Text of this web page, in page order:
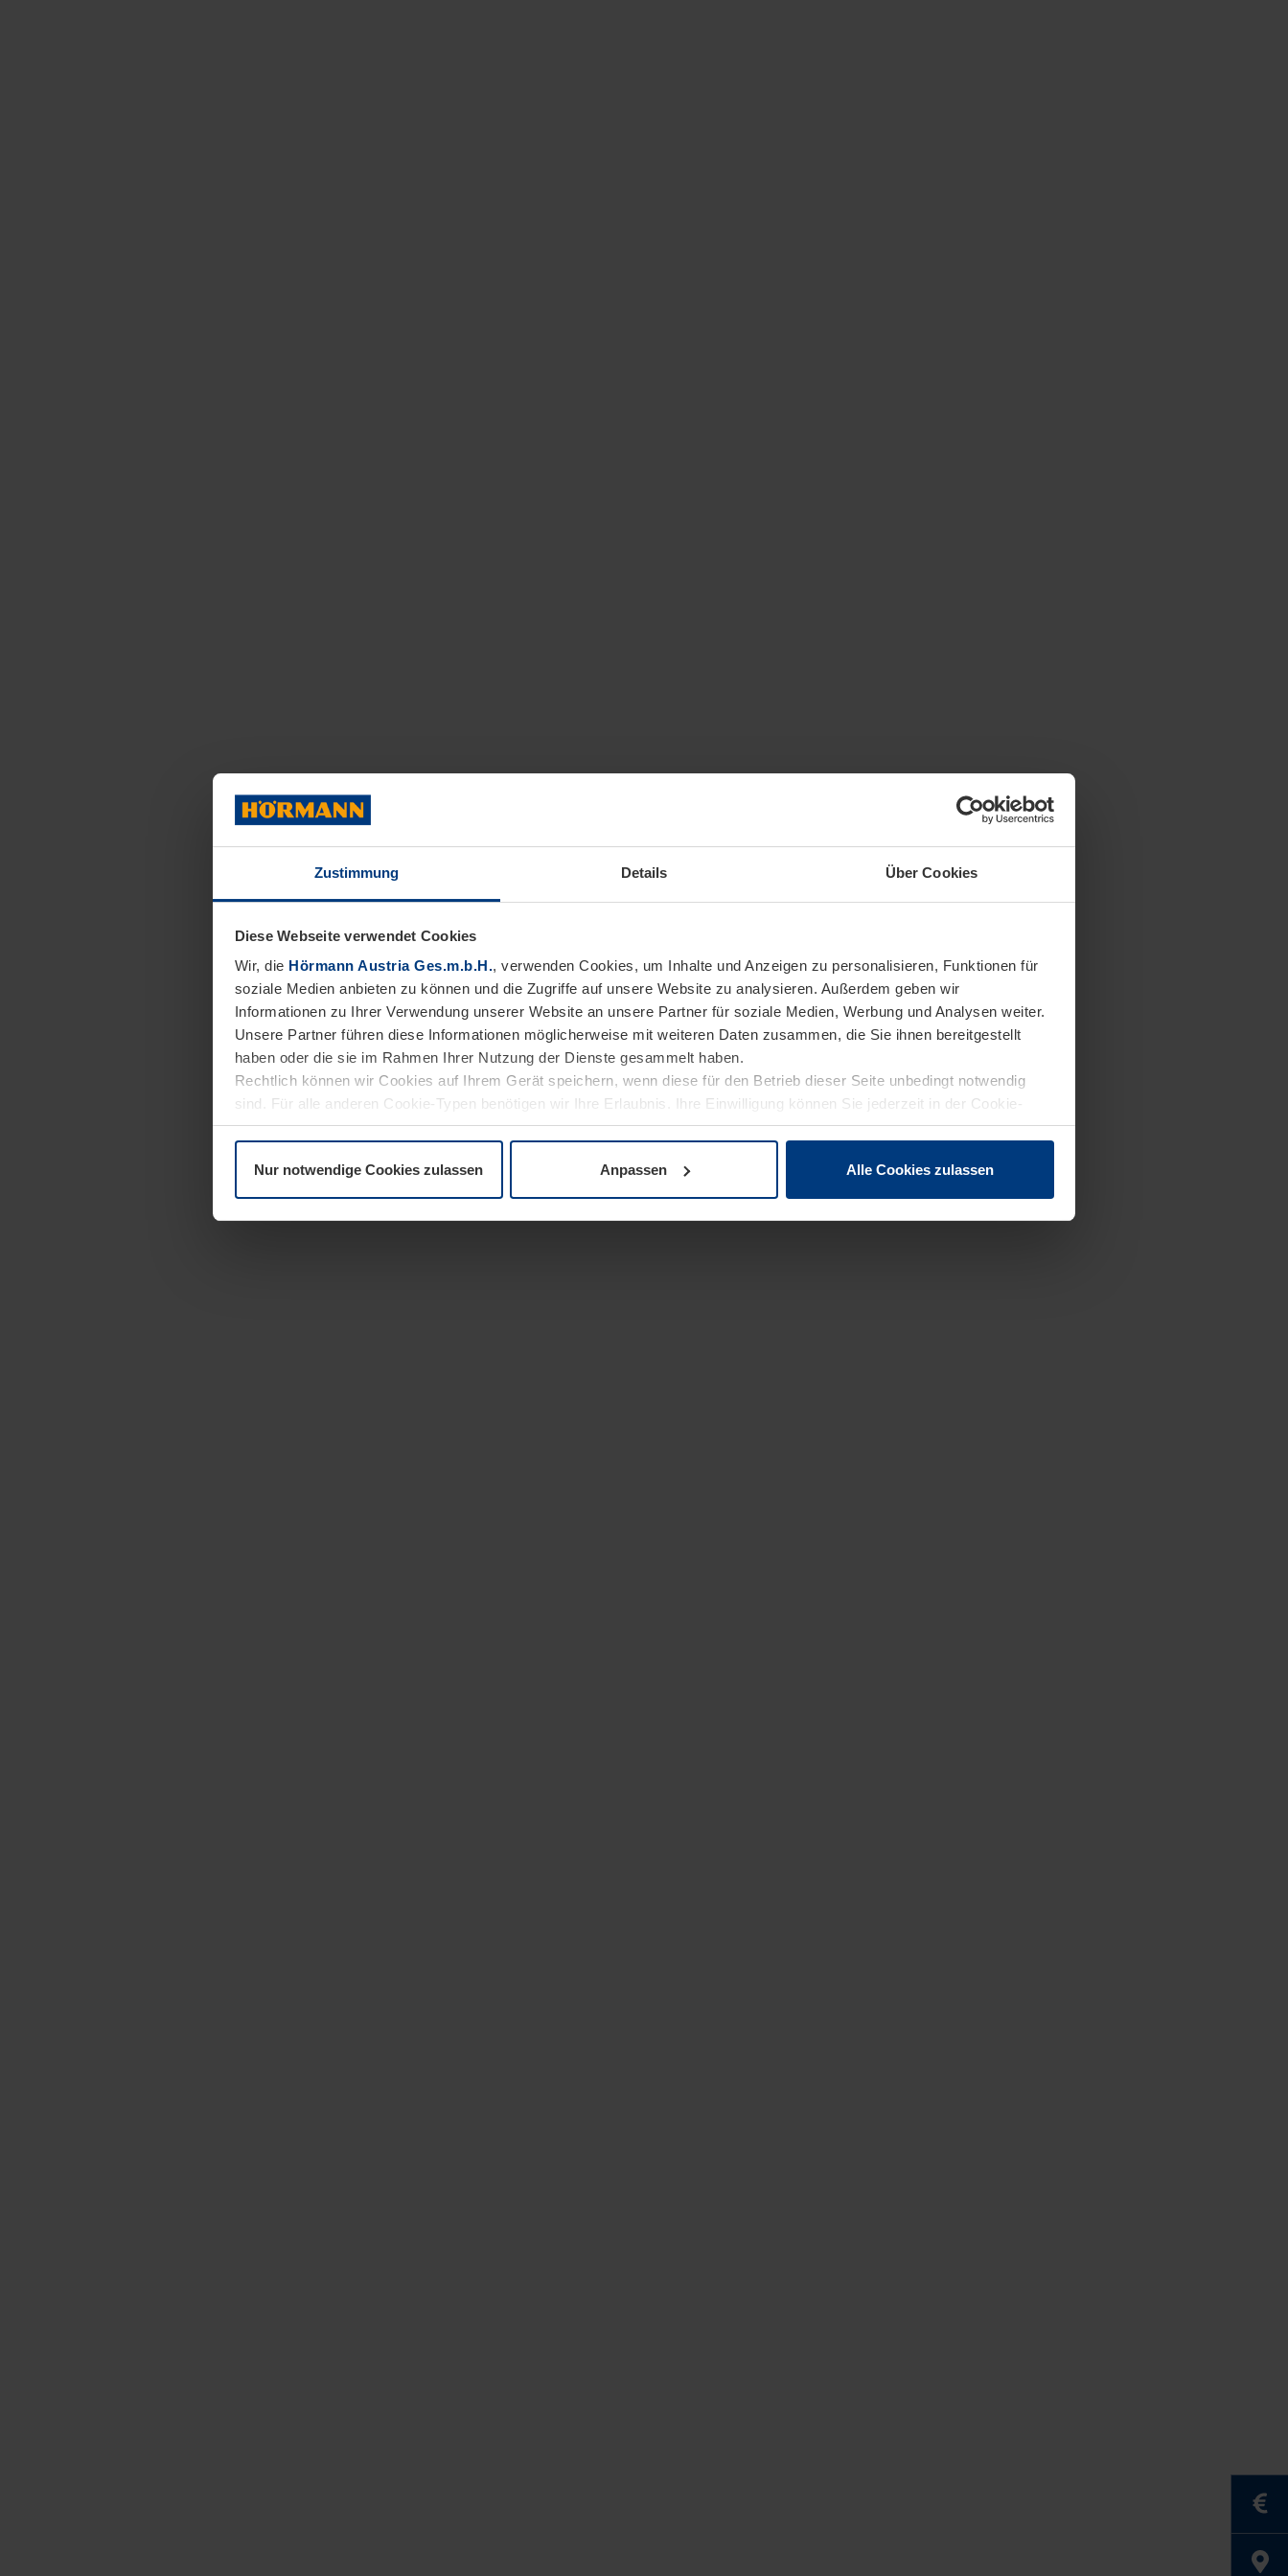
Zustimmung Details Über Cookies
Diese Webseite verwendet Cookies
Wir, die Hörmann Austria Ges.m.b.H., verwenden Cookies, um Inhalte und Anzeigen zu personalisieren, Funktionen für
soziale Medien anbieten zu können und die Zugriffe auf unsere Website zu analysieren. Außerdem geben wir
Informationen zu Ihrer Verwendung unserer Website an unsere Partner für soziale Medien, Werbung und Analysen weiter.
Unsere Partner führen diese Informationen möglicherweise mit weiteren Daten zusammen, die Sie ihnen bereitgestellt
haben oder die sie im Rahmen Ihrer Nutzung der Dienste gesammelt haben.
Rechtlich können wir Cookies auf Ihrem Gerät speichern, wenn diese für den Betrieb dieser Seite unbedingt notwendig
sind. Für alle anderen Cookie-Typen benötigen wir Ihre Erlaubnis. Ihre Einwilligung können Sie jederzeit in der Cookie-
Erläuterung auf der SeiteDatenschutzerklärungunserer Website ändern oder widerrufen.
Nur notwendige Cookies zulassen Anpassen Alle Cookies zulassen